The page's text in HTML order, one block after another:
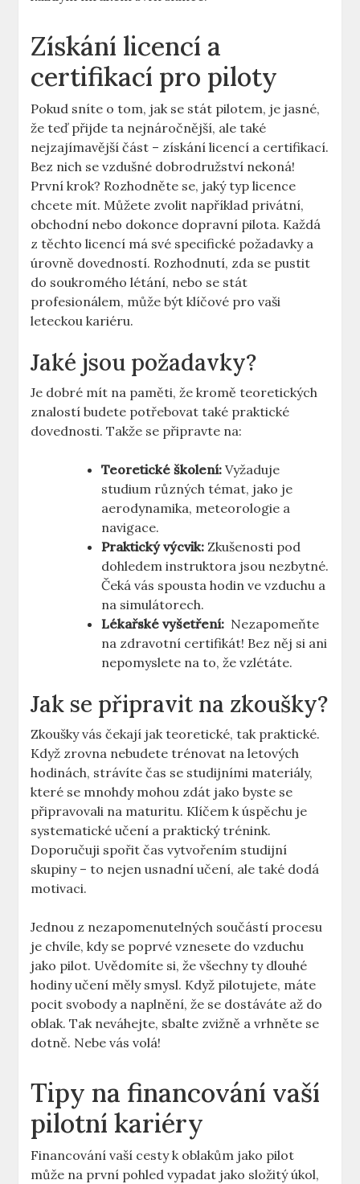
Získání ⁢licencí a
certifikací pro piloty
Pokud sníte ⁤o tom, jak se stát pilotem, je jasné,
že‌ teď přijde ta ⁣nejnáročnější, ​ale také
nejzajímavější část – získání licencí a certifikací.
Bez nich⁣ se vzdušné dobrodružství nekoná!
První krok? Rozhodněte se, jaký typ licence
chcete mít. Můžete zvolit například privátní,
obchodní nebo‌ dokonce dopravní ⁣pilota. Každá⁣
z těchto licencí má své⁣ specifické požadavky ‌a
úrovně dovedností.‌ Rozhodnutí, zda se pustit
do ‍soukromého létání, nebo ⁣se stát
profesionálem, může ‌být klíčové ​pro vaši
‌leteckou kariéru.
Jaké jsou požadavky?
Je ​dobré mít na paměti, ‍že‌ kromě ⁢teoretických
znalostí budete potřebovat také‌ praktické
dovednosti. ‍Takže se připravte⁤ na:
Teoretické školení: Vyžaduje
studium různých témat, jako ⁤je
aerodynamika, meteorologie a
navigace.
Praktický výcvik: ⁤Zkušenosti pod
⁢dohledem ​instruktora jsou nezbytné.
Čeká ⁤vás​ spousta hodin ve vzduchu a
na ⁤simulátorech.
Lékařské ⁣vyšetření: ‌ Nezapomeňte
na ⁣zdravotní ​certifikát! Bez něj si ani
‍nepomyslete na to, že⁢ vzlétáte.
Jak se připravit na zkoušky?
Zkoušky vás čekají jak teoretické, tak praktické.
Když zrovna nebudete trénovat na letových
hodinách, strávíte ‍čas se studijními materiály,
které se‍ mnohdy⁤ mohou zdát jako byste se
‌připravovali na maturitu.‍ Klíčem k úspěchu je
systematické‌ učení a praktický ‌trénink.
Doporučuji spořit ⁣čas vytvořením studijní
skupiny – to nejen⁢ usnadní učení, ale také dodá
motivaci.
Jednou z‍ nezapomenutelných součástí procesu
je chvíle, kdy se poprvé vznesete do ⁤vzduchu
⁣jako ‍pilot. Uvědomíte si, že všechny ty dlouhé
hodiny⁤ učení ⁢měly smysl. Když pilotujete, máte
⁣pocit ‍svobody​ a​ naplnění,⁢ že ‌se dostáváte až‌ do
oblak. Tak neváhejte, sbalte zvižně a​ vrhněte se
dotně.⁤ Nebe vás volá!
Tipy na ‌financování vaší
pilotní kariéry
Financování ​vaší cesty ​k oblakům jako pilot
‌může ⁤na první pohled vypadat jako složitý úkol,